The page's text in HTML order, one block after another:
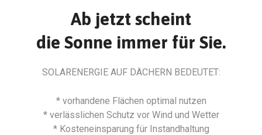
Ab jetzt scheint
die Sonne immer für Sie.
SOLARENERGIE AUF DÄCHERN BEDEUTET:
* vorhandene Flächen optimal nutzen
* verlässlichen Schutz vor Wind und Wetter
* Kosteneinsparung für Instandhaltung